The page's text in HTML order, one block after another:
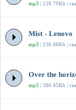
mp3 | 128.79Kb |
Mist - Lenovo
mp3 | 250.46Kb |
Over the
mp3 | 380.45Kb |